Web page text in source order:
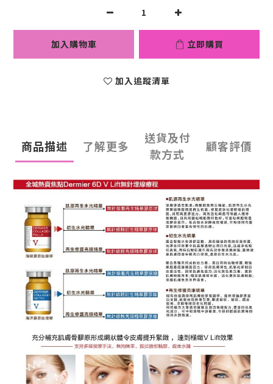
加入購物車 立即購買
加入追蹤清單
商品描述 了解更多
送貨及付
款方式
顧客評價